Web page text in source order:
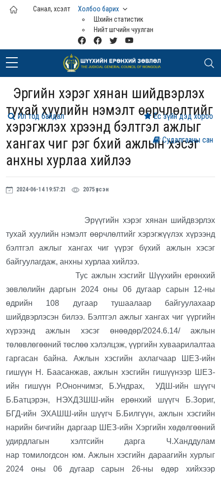
Үндсэн агуулга руу шилжих
Санал, хүсэлт
Холбоо барих
Шүүхийн статистик
Нийт шүүгчийн чуулган
Эрүүгийн хэрэг хянан шийдвэрлэх
тухай хуулийн нэмэлт өөрчлөлтийг
хэрэгжүүлэх хүрээнд бэлтгэл ажлыг
хангах чиг үүрэг бүхий ажлын хэсэг
анхны хурлаа хийлээ
2024-06-14 19:57:21 2075 үзсэн
Эрүүгийн хэрэг хянан шийдвэрлэх
тухай хуулийн нэмэлт өөрчлөлтийг хэрэгжүүлэх хүрээнд
бэлтгэл ажлыг хангах чиг үүрэг бүхий ажлын хэсэг
байгуулагдаж, анхны хурлаа хийлээ.
Тус ажлын хэсгийг Шүүхийн ерөнхий
зөвлөлийн даргын 2024 оны 06 дугаар сарын 12-ны
өдрийн 108 дугаар тушаалаар байгуулахаар
шийдвэрлэсэн билээ. Бэлтгэл ажлыг хангах чиг үүргийн
хүрээнд ажлын хэсэг өнөөдөр/2024.6.14/ ажлын
төлөвлөгөөний төслөө хэлэлцэж, үүргийн хуваарилалтаа
гаргасан байна. Ажлын хэсгийн ахлагчаар ШЕЗ-ийн
гишүүн Н. Баасанжав, ажлын хэсгийн гишүүнээр ШЕЗ-
ийн гишүүн Р.Онончимэг, Б.Ундрах, УДШ-ийн шүүгч
Б.Батцэрэн, НЭХДЗШШ-ийн ерөнхий шүүгч Б.Зориг,
БГД-ийн ЭХАШШ-ийн шүүгч Б.Билгүүн, ажлын хэсгийн
нарийн бичгийн даргаар ШЕЗ-ийн Хэргийн хөдөлгөөний
удирдлагын хэлтсийн дарга Ч.Ханддулам
нар томилогдсон юм. Ажлын хэсгийн дараагийн хурлыг
2024 оны 06 дугаар сарын 26-ны өдөр хийхээр
Судалгааны сан
Ёс зүйн дэд хороо
Ил тод байдал